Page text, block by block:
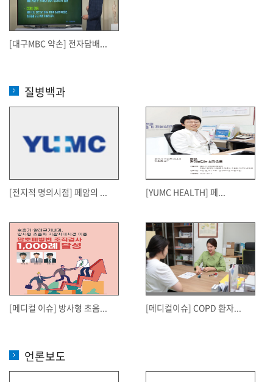
[대구MBC 약손] 전자담배...
질병백과
[전지적 명의시점] 폐암의 ... [YUMC HEALTH] 폐...
[메디컬 이슈] 방사형 초음... [메디컬이슈] COPD 환자...
언론보도